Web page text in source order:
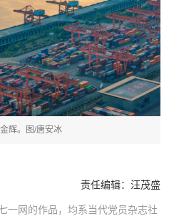
辉。图/唐安冰
责任编辑： 汪茂盛
一网的作品，均系当代党员杂志社